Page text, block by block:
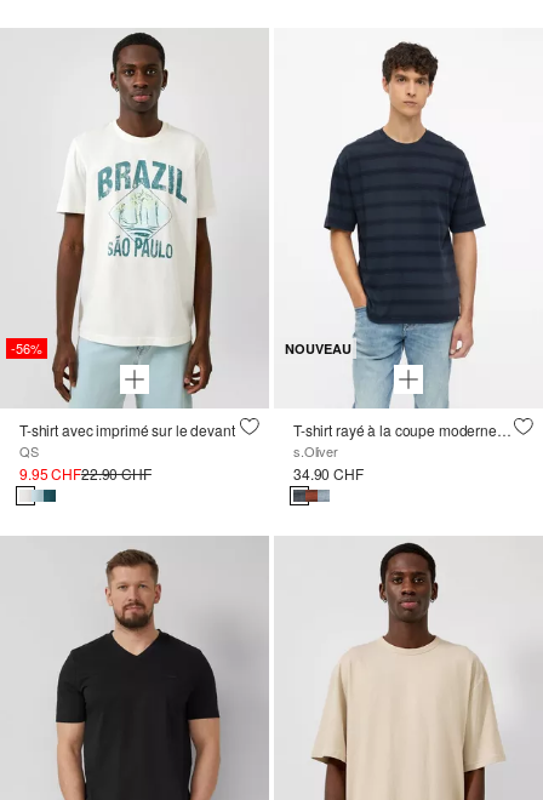
-56%
T-shirt avec imprimé sur le devant
QS
9.95 CHF22.90 CHF
NOUVEAU
T-shirt rayé à la coupe moderne, teint en pièce
s.Oliver
34.90 CHF